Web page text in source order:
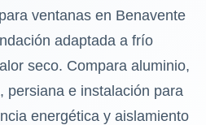
ventanas en Benavente
adaptada a frío
seco. Compara aluminio,
persiana e instalación para
energética y aislamiento